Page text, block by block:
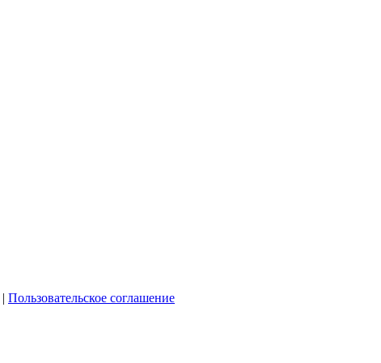
| Пользовательское соглашение